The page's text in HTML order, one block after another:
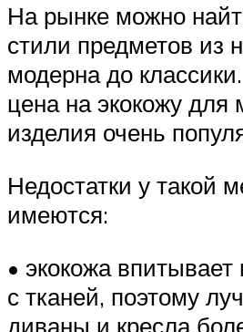
На рынке можно
стили предметов из
модерна до
цена на экокожу для
изделия очень
Недостатки у такой
имеются:
• экокожа впитывает
с тканей, поэтому
диваны и кресла